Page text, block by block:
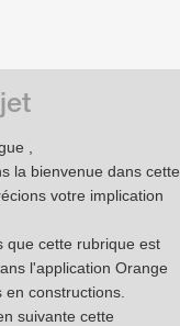
,
la bienvenue dans cette
votre implication
que cette rubrique est
l'application Orange
constructions.
suivante cette